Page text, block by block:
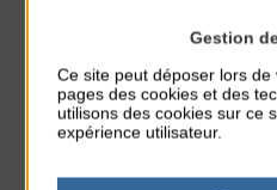
Place du Général de Gaulle
Exposition « Itinéraires »
du 10 Août au 16 Août
Petit Office
Gestion
Ce site peut déposer lors
pages des cookies et des
utilisons des cookies sur ce
expérience utilisateur.